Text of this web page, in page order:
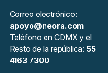
Correo electrónico:
apoyo@neora.com
Teléfono en CDMX y el
Resto de la república: 55
4163 7300